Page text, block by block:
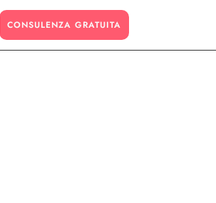
CONSULENZA GRATUITA